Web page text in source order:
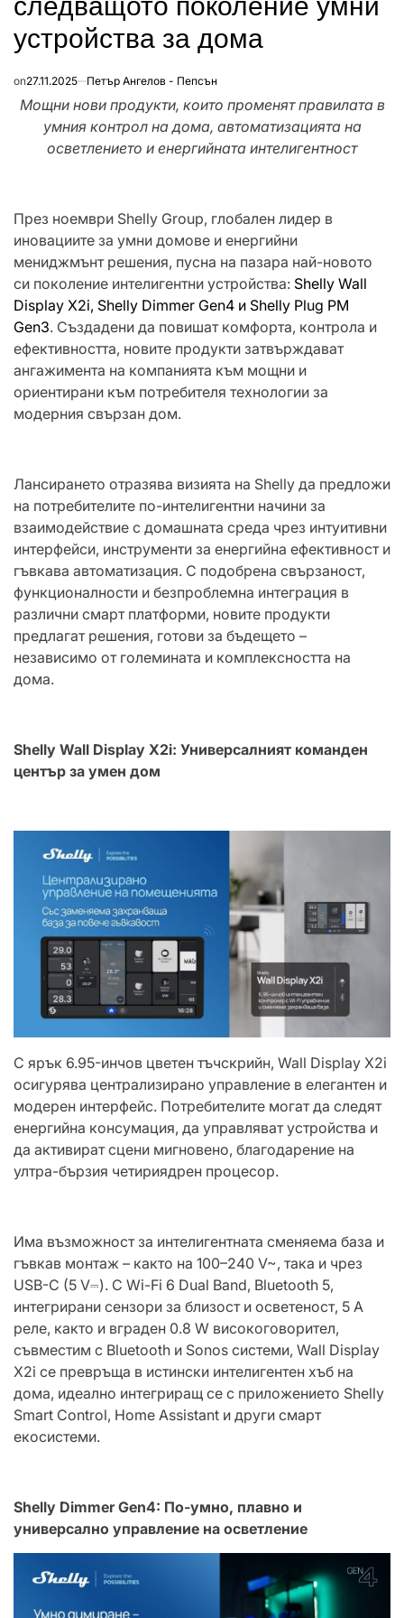
устройства за дома
on27.11.2025 Петър Ангелов - Пепсън
Мощни нови продукти, които променят правилата в
умния контрол на дома, автоматизацията на
осветлението и енергийната интелигентност
През ноември Shelly Group, глобален лидер в
иновациите за умни домове и енергийни
мениджмънт решения, пусна на пазара най-новото
си поколение интелигентни устройства: Shelly Wall
Display X2i, Shelly Dimmer Gen4 и Shelly Plug PM
Gen3. Създадени да повишат комфорта, контрола и
ефективността, новите продукти затвърждават
ангажимента на компанията към мощни и
ориентирани към потребителя технологии за
модерния свързан дом.
Лансирането отразява визията на Shelly да предложи
на потребителите по-интелигентни начини за
взаимодействие с домашната среда чрез интуитивни
интерфейси, инструменти за енергийна ефективност и
гъвкава автоматизация. С подобрена свързаност,
функционалности и безпроблемна интеграция в
различни смарт платформи, новите продукти
предлагат решения, готови за бъдещето –
независимо от големината и комплексността на
дома.
Shelly Wall Display X2i: Универсалният команден
център за умен дом
С ярък 6.95-инчов цветен тъчскрийн, Wall Display X2i
осигурява централизирано управление в елегантен и
модерен интерфейс. Потребителите могат да следят
енергийна консумация, да управляват устройства и
да активират сцени мигновено, благодарение на
ултра-бързия четириядрен процесор.
Има възможност за интелигентната сменяема база и
гъвкав монтаж – както на 100–240 V~, така и чрез
USB-C (5 V⎓). С Wi-Fi 6 Dual Band, Bluetooth 5,
интегрирани сензори за близост и осветеност, 5 А
реле, както и вграден 0.8 W високоговорител,
съвместим с Bluetooth и Sonos системи, Wall Display
X2i се превръща в истински интелигентен хъб на
дома, идеално интегриращ се с приложението Shelly
Smart Control, Home Assistant и други смарт
екосистеми.
Shelly Dimmer Gen4: По-умно, плавно и
универсално управление на осветление